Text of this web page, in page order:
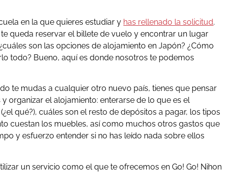
en la que quieres estudiar y has rellenado la solicitud.
queda reservar el billete de vuelo y encontrar un lugar
son las opciones de alojamiento en Japón? ¿Cómo
todo? Bueno, aquí es donde nosotros te podemos
te mudas a cualquier otro nuevo país, tienes que pensar
organizar el alojamiento: enterarse de lo que es el
qué?), cuáles son el resto de depósitos a pagar, los tipos
cuestan los muebles, así como muchos otros gastos que
y esfuerzo entender si no has leído nada sobre ellos
un servicio como el que te ofrecemos en Go! Go! Nihon